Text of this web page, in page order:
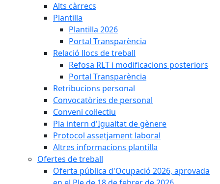
Alts càrrecs
Plantilla
Plantilla 2026
Portal Transparència
Relació llocs de treball
Refosa RLT i modificacions posteriors
Portal Transparència
Retribucions personal
Convocatòries de personal
Conveni col·lectiu
Pla intern d'Igualtat de gènere
Protocol assetjament laboral
Altres informacions plantilla
Ofertes de treball
Oferta pública d'Ocupació 2026, aprovada